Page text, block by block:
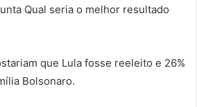
Qual seria o melhor resultado
que Lula fosse reeleito e 26%
Bolsonaro.